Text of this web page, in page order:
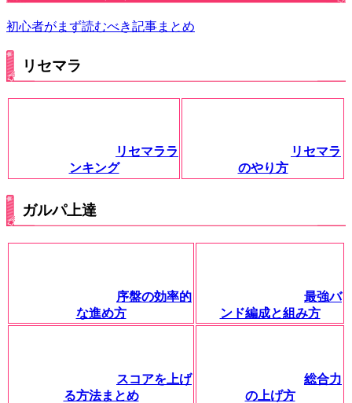
初心者がまず読むべき記事まとめ
リセマラ
リセマララ
ンキング
リセマラ
のやり方
ガルパ上達
序盤の効率的
な進め方
最強バ
ンド編成と組み方
スコアを上げ
る方法まとめ
総合力
の上げ方